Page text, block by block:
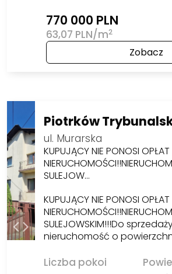
770 000 PLN
63,07 PLN/m2
Zobacz
Piotrków
ul. Murarska
KUPUJĄCY NIE PONOSI OPŁAT
SULEJOW…
KUPUJĄCY NIE PONOSI OPŁAT
SULEJOWSKIM!!!Do
nieruchomość o
Liczba pokoi